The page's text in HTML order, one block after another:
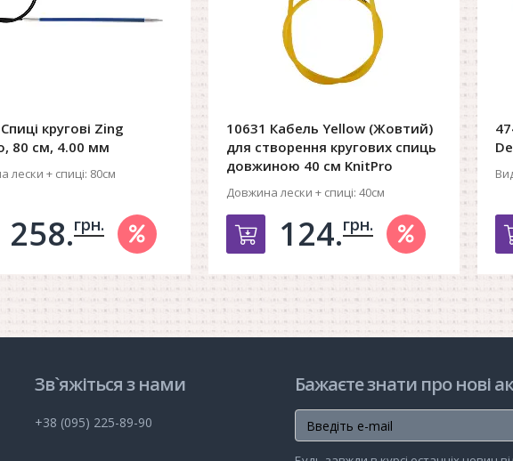
кругові Zing
80 см, 4.00 мм
лески + спиці: 80см
в корзину
258.грн.
10631 Кабель Yellow (Жовтий)
для створення кругових спиць
довжиною 40 см KnitPro
Довжина лески + спиці: 40см
Добавить в корзину
124.грн.
Зв`яжіться з нами
+38 (095) 225-89-90
Бажаєте знати про нові